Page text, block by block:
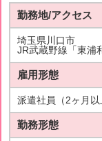
勤務地/アクセス
埼玉県川口市
JR武蔵野線「東浦
雇用形態
派遣社員（2ヶ月以
勤務形態